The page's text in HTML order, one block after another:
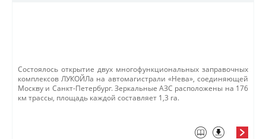
Состоялось открытие двух многофункциональных заправочных
комплексов ЛУКОЙЛа на автомагистрали «Нева», соединяющей
Москву и Санкт-Петербург. Зеркальные АЗС расположены на 176
км трассы, площадь каждой составляет 1,3 га. ​